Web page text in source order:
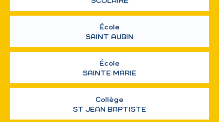
École
SAINT AUBIN
École
SAINTE MARIE
Collège
ST JEAN BAPTISTE